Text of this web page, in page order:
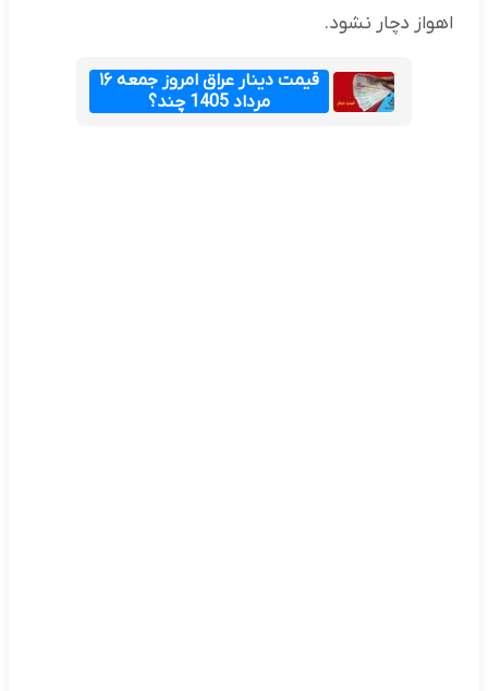
اهواز دچار نشود.
قیمت دینار عراق امروز جمعه ۱۶
مرداد 1405 چند؟